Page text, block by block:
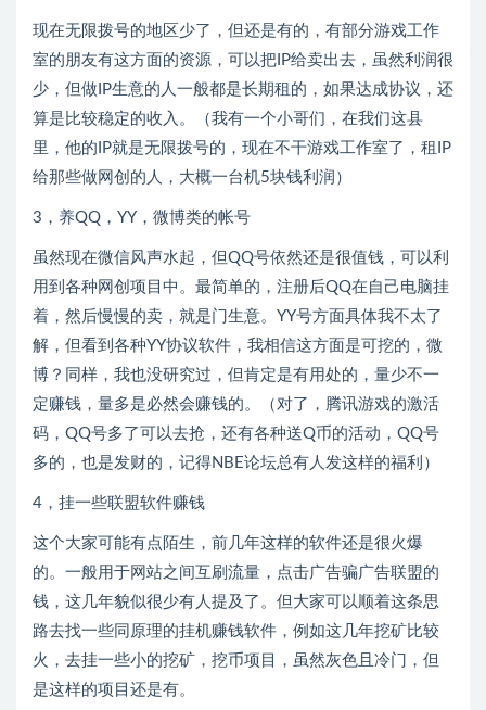
现在无限拨号的地区少了，但还是有的，有部分游戏工作
室的朋友有这方面的资源，可以把IP给卖出去，虽然利润很
少，但做IP生意的人一般都是长期租的，如果达成协议，还
算是比较稳定的收入。（我有一个小哥们，在我们这县
里，他的IP就是无限拨号的，现在不干游戏工作室了，租IP
给那些做网创的人，大概一台机5块钱利润）
3，养QQ，YY，微博类的帐号
虽然现在微信风声水起，但QQ号依然还是很值钱，可以利
用到各种网创项目中。最简单的，注册后QQ在自己电脑挂
着，然后慢慢的卖，就是门生意。YY号方面具体我不太了
解，但看到各种YY协议软件，我相信这方面是可挖的，微
博？同样，我也没研究过，但肯定是有用处的，量少不一
定赚钱，量多是必然会赚钱的。（对了，腾讯游戏的激活
码，QQ号多了可以去抢，还有各种送Q币的活动，QQ号
多的，也是发财的，记得NBE论坛总有人发这样的福利）
4，挂一些联盟软件赚钱
这个大家可能有点陌生，前几年这样的软件还是很火爆
的。一般用于网站之间互刷流量，点击广告骗广告联盟的
钱，这几年貌似很少有人提及了。但大家可以顺着这条思
路去找一些同原理的挂机赚钱软件，例如这几年挖矿比较
火，去挂一些小的挖矿，挖币项目，虽然灰色且冷门，但
是这样的项目还是有。